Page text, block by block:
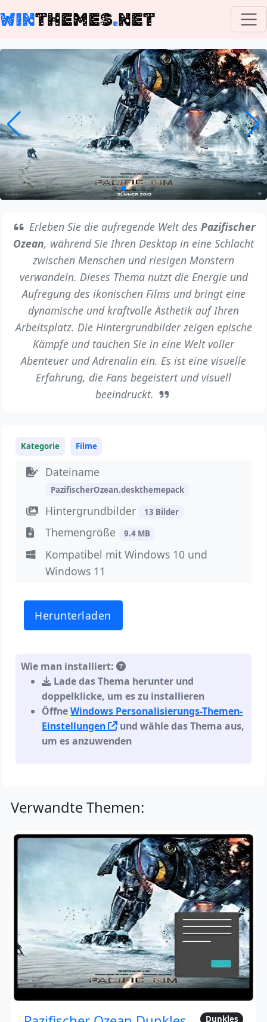
WINTHEMES.NET
Erleben Sie die aufregende Welt desPazifischer
Ozean, während Sie Ihren Desktop in eine Schlacht
zwischen Menschen und riesigen Monstern
verwandeln. Dieses Thema nutzt die Energie und
Aufregung des ikonischen Films und bringt eine
dynamische und kraftvolle Ästhetik auf Ihren
Arbeitsplatz. Die Hintergrundbilder zeigen epische
Kämpfe und tauchen Sie in eine Welt voller
Abenteuer und Adrenalin ein. Es ist eine visuelle
Erfahrung, die Fans begeistert und visuell
beeindruckt.
Kategorie Filme
Dateiname
PazifischerOzean.deskthemepack
Hintergrundbilder 13 Bilder
Themengröße 9.4 MB
Kompatibel mit Windows 10 und
Windows 11
Herunterladen
Wie man installiert:
Lade das Thema herunter und
doppelklicke, um es zu installieren
ÖffneWindows Personalisierungs-Themen-
Einstellungen
und wähle das Thema aus,
um es anzuwenden
Verwandte Themen:
Dunkles